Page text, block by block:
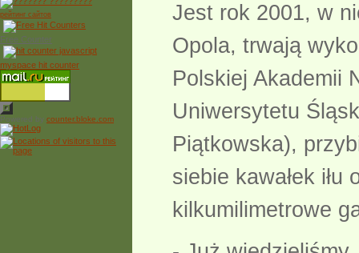
рейтинг сайтов
Free Counter
myspace hit counter
Powered by counter.bloke.com
Jest rok 2001, w
Opola, trwają
Polskiej Akademii
Uniwersytetu
Piątkowska),
siebie kawałek
kilkumilimetrowe